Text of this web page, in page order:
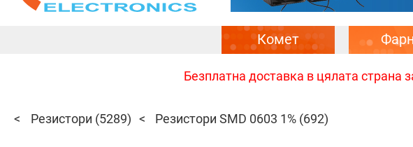
Комет
Безплатна доставка в цялата страна
Резистори (5289) Резистори SMD 0603 1% (692)